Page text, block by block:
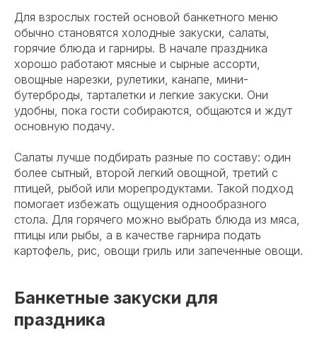
Для взрослых гостей основой банкетного меню
обычно становятся холодные закуски, салаты,
горячие блюда и гарниры. В начале праздника
хорошо работают мясные и сырные ассорти,
овощные нарезки, рулетики, канапе, мини-
бутерброды, тарталетки и легкие закуски. Они
удобны, пока гости собираются, общаются и ждут
основную подачу.
Салаты лучше подбирать разные по составу: один
более сытный, второй легкий овощной, третий с
птицей, рыбой или морепродуктами. Такой подход
помогает избежать ощущения однообразного
стола. Для горячего можно выбрать блюда из мяса,
птицы или рыбы, а в качестве гарнира подать
картофель, рис, овощи гриль или запеченные овощи.
Банкетные закуски для
праздника